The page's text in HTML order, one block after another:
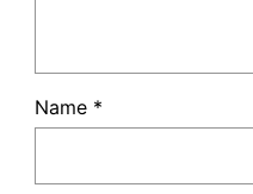
Name *